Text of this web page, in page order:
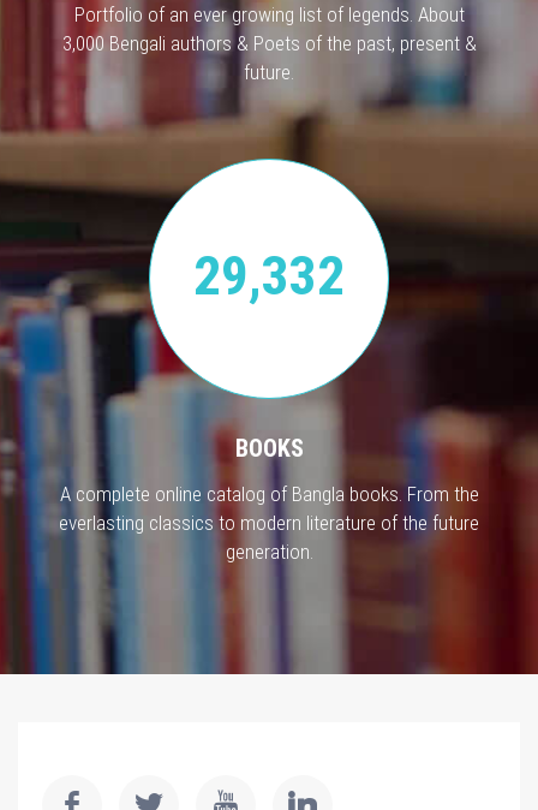
Portfolio of an ever growing list of legends. About
3,000 Bengali authors & Poets of the past, present &
future.
29,332
BOOKS
A complete online catalog of Bangla books. From the
everlasting classics to modern literature of the future
generation.